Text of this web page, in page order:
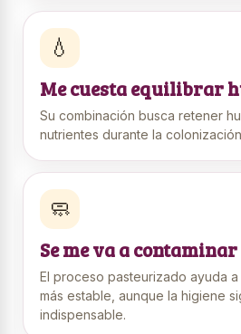
💧
Me cuesta equilibrar
Su combinación busca retener
nutrientes durante la
🧼
Se me va a contaminar
El proceso pasteurizado ayuda
más estable, aunque la higiene
indispensable.